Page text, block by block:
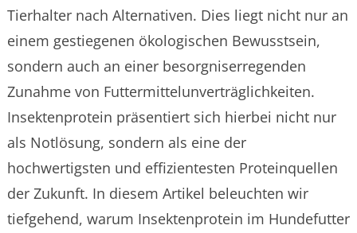
Tierhalter nach Alternativen. Dies liegt nicht nur an
einem gestiegenen ökologischen Bewusstsein,
sondern auch an einer besorgniserregenden
Zunahme von Futtermittelunverträglichkeiten.
Insektenprotein präsentiert sich hierbei nicht nur
als Notlösung, sondern als eine der
hochwertigsten und effizientesten Proteinquellen
der Zukunft. In diesem Artikel beleuchten wir
tiefgehend, warum Insektenprotein im Hundefutter